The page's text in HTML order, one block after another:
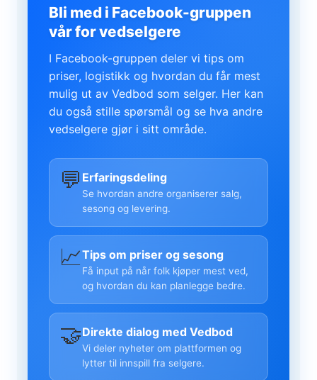
Bli med i Facebook-gruppen
vår for vedselgere
I Facebook-gruppen deler vi tips om
priser, logistikk og hvordan du får mest
mulig ut av Vedbod som selger. Her kan
du også stille spørsmål og se hva andre
vedselgere gjør i sitt område.
💬 Erfaringsdeling
Se hvordan andre organiserer salg,
sesong og levering.
📈Tips om priser og sesong
Få input på når folk kjøper mest ved,
og hvordan du kan planlegge bedre.
🤝Direkte dialog med Vedbod
Vi deler nyheter om plattformen og
lytter til innspill fra selgere.